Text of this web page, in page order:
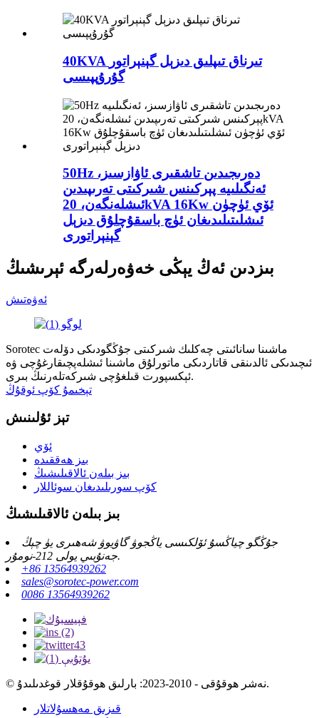
40KVA تىرناق تىپلىق دىزېل گېنېراتور
گۇرۇپپىسى
50Hz دەرىجىدىن تاشقىرى ئاۋازسىز،
ئەنگىلىيە پېركىنس شىركىتى تەرىپىدىن
ئىشلەنگەن، 20kVA 16Kw ئۆي ئۈچۈن
ئىشلىتىلىدىغان ئۈچ باسقۇچلۇق دىزېل
گېنېراتورى
بىزدىن ئەڭ يېڭى خەۋەرلەرگە ئېرىشىڭ
ئەۋەتىش
Sorotec ماشىنا سانائىتى چەكلىك شىركىتى جۇڭگودىكى دۆلەت
ئىچىدىكى ئالدىنقى قاتاردىكى ماتورلۇق ماشىنا ئىشلەپچىقارغۇچى ۋە
ئېكسپورت قىلغۇچى شىركەتلەرنىڭ بىرى.
تېخىمۇ كۆپ ئوقۇڭ
تېز ئۇلىنىش
ئۆي
بىز ھەققىدە
بىز بىلەن ئالاقىلىشىڭ
كۆپ سورىلىدىغان سوئاللار
بىز بىلەن ئالاقىلىشىڭ
جۇڭگو چياڭسۇ ئۆلكىسى ياڭجوۋ گاۋيوۋ شەھىرى يۈ چېڭ
جەنۇبىي يولى 212-نومۇر.
+86 13564939262
sales@sorotec-power.com
0086 13564939262
© نەشر ھوقۇقى - 2010-2023: بارلىق ھوقۇقلار قوغدىلىدۇ.
قىزىق مەھسۇلاتلار